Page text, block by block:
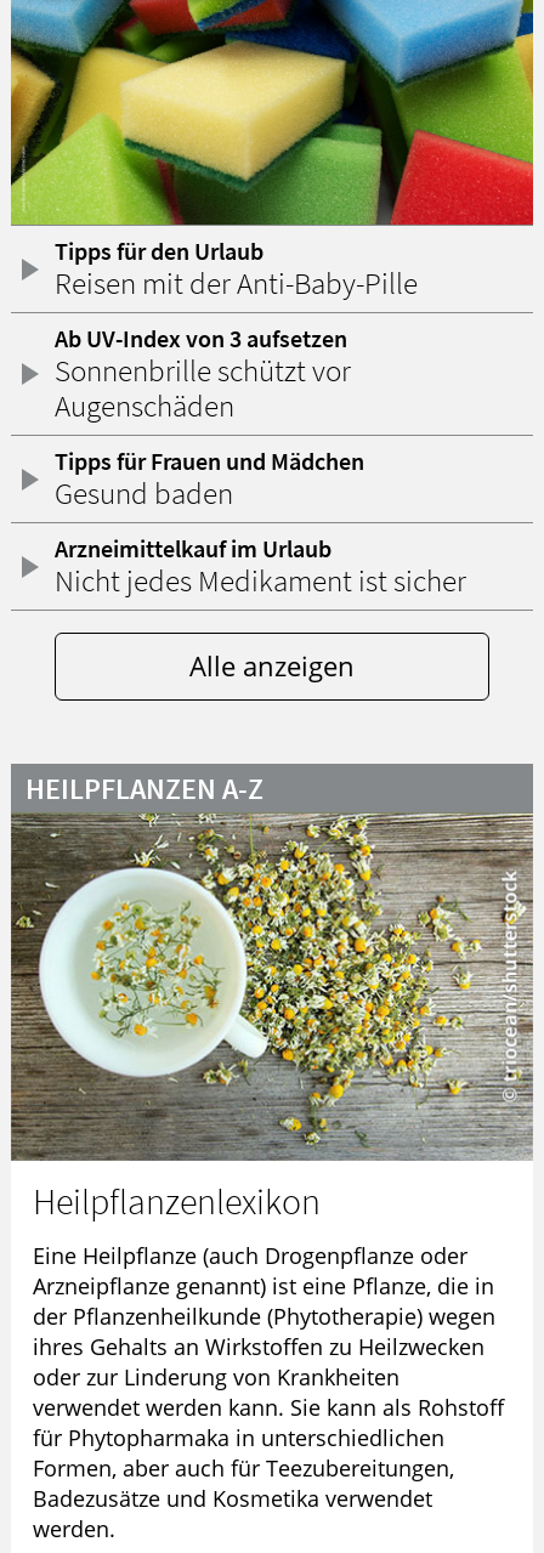
Tipps für den Urlaub
Reisen mit der Anti-Baby-Pille
Ab UV-Index von 3 aufsetzen
Sonnenbrille schützt vor
Augenschäden
Tipps für Frauen und Mädchen
Gesund baden
Arzneimittelkauf im Urlaub
Nicht jedes Medikament ist sicher
Alle anzeigen
HEILPFLANZEN A-Z
Heilpflanzenlexikon
Eine Heilpflanze (auch Drogenpflanze oder
Arzneipflanze genannt) ist eine Pflanze, die in
der Pflanzenheilkunde (Phytotherapie) wegen
ihres Gehalts an Wirkstoffen zu Heilzwecken
oder zur Linderung von Krankheiten
verwendet werden kann. Sie kann als Rohstoff
für Phytopharmaka in unterschiedlichen
Formen, aber auch für Teezubereitungen,
Badezusätze und Kosmetika verwendet
werden.